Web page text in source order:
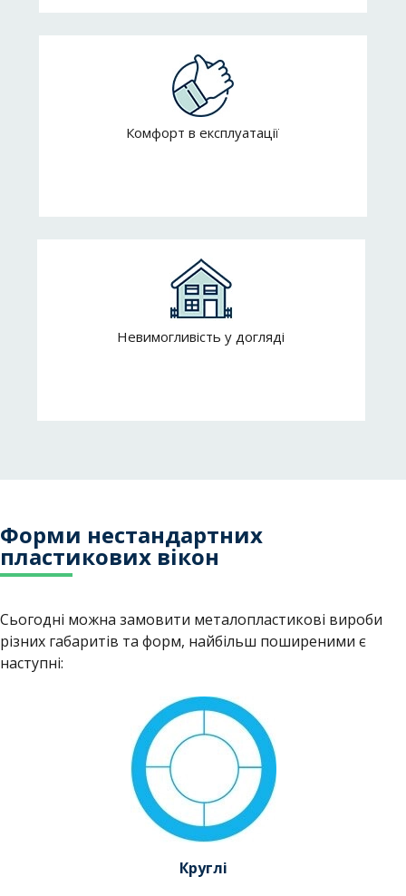
Комфорт в експлуатації
Невимогливість у догляді
Форми нестандартних
пластикових вікон
Сьогодні можна замовити металопластикові вироби
різних габаритів та форм, найбільш поширеними є
наступні:
Круглі